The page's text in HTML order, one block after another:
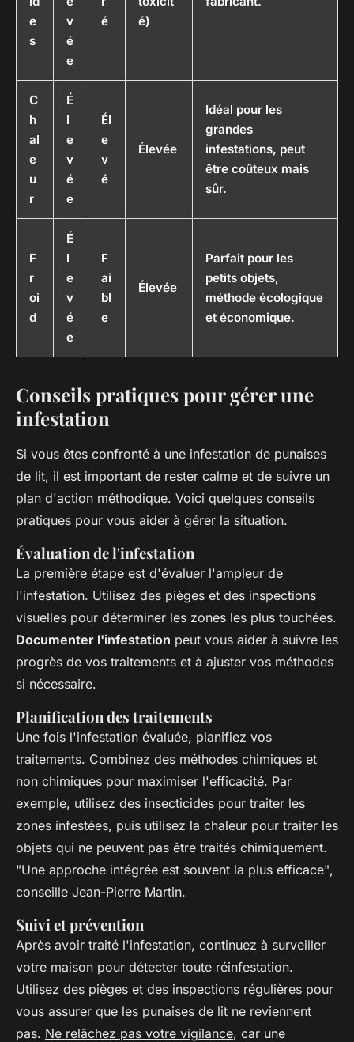
e
s
v
é
e
é
é)
C
h
al
e
u
r
É
l
e
v
é
e
Él
e
v
é
Élevée
Idéal pour les
grandes
infestations, peut
être coûteux mais
sûr.
F
r
oi
d
É
l
e
v
é
e
F
ai
bl
e
Élevée
Parfait pour les
petits objets,
méthode écologique
et économique.
Conseils pratiques pour gérer une
infestation
Si vous êtes confronté à une infestation de punaises
de lit, il est important de rester calme et de suivre un
plan d'action méthodique. Voici quelques conseils
pratiques pour vous aider à gérer la situation.
Évaluation de l'infestation
La première étape est d'évaluer l'ampleur de
l'infestation. Utilisez des pièges et des inspections
visuelles pour déterminer les zones les plus touchées.
Documenter l'infestation peut vous aider à suivre les
progrès de vos traitements et à ajuster vos méthodes
si nécessaire.
Planification des traitements
Une fois l'infestation évaluée, planifiez vos
traitements. Combinez des méthodes chimiques et
non chimiques pour maximiser l'efficacité. Par
exemple, utilisez des insecticides pour traiter les
zones infestées, puis utilisez la chaleur pour traiter les
objets qui ne peuvent pas être traités chimiquement.
"Une approche intégrée est souvent la plus efficace",
conseille Jean-Pierre Martin.
Suivi et prévention
Après avoir traité l'infestation, continuez à surveiller
votre maison pour détecter toute réinfestation.
Utilisez des pièges et des inspections régulières pour
vous assurer que les punaises de lit ne reviennent
pas. Ne relâchez pas votre vigilance, car une